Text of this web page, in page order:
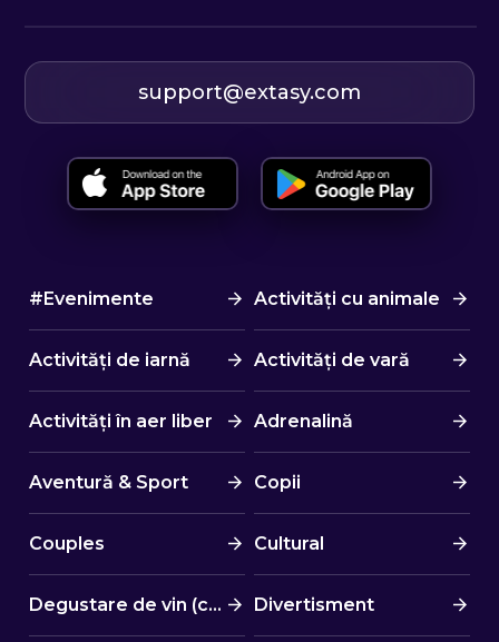
support@extasy.com
#Evenimente Activități cu animale
Activități de iarnă Activități de vară
Activități în aer liber Adrenalină
Aventură & Sport Copii
Couples Cultural
Degustare de vin (cină) Divertisment